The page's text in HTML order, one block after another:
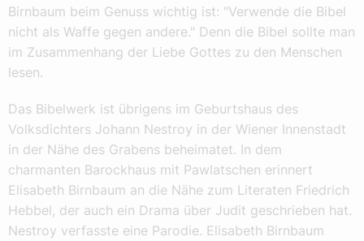
Birnbaum beim Genuss wichtig ist: "Verwende die Bibel
nicht als Waffe gegen andere." Denn die Bibel sollte man
im Zusammenhang der Liebe Gottes zu den Menschen
lesen.
Das Bibelwerk ist übrigens im Geburtshaus des
Volksdichters Johann Nestroy in der Wiener Innenstadt
in der Nähe des Grabens beheimatet. In dem
charmanten Barockhaus mit Pawlatschen erinnert
Elisabeth Birnbaum an die Nähe zum Literaten Friedrich
Hebbel, der auch ein Drama über Judit geschrieben hat.
Nestroy verfasste eine Parodie. Elisabeth Birnbaum